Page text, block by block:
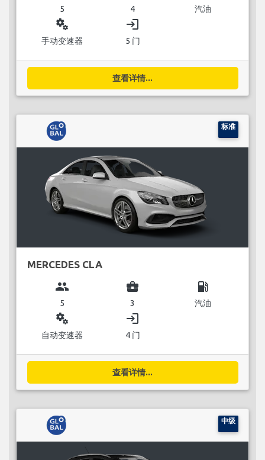
5 4 汽油
miscellaneous_services
手动变速器
login
5 门
查看详情...
标准
MERCEDES CLA
group
5
business_center
3
local_gas_station
汽油
miscellaneous_services
自动变速器
login
4 门
查看详情...
中级